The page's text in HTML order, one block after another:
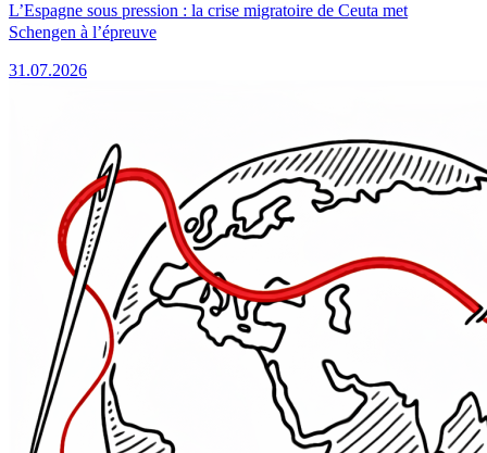
L’Espagne sous pression : la crise migratoire de Ceuta met
Schengen à l’épreuve
31.07.2026